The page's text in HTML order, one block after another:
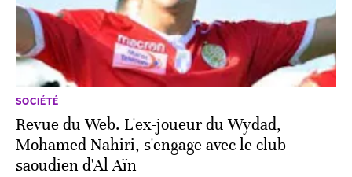
SOCIÉTÉ
Revue du Web. L'ex-joueur du Wydad,
Mohamed Nahiri, s'engage avec le club
saoudien d'Al Aïn